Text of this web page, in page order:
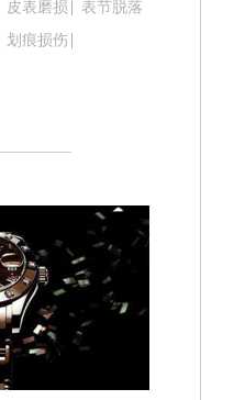
黑龙江省齐齐哈尔市龙沙区龙华路腕
黑龙江省双鸭山市尖山区新兴大街腕
吉林省白山市浑江区浑江大街腕表时
吉林省辽源市龙山区人民大街腕表时
吉林省梅河口市新华街道梅河大街腕
吉林省四平市铁东区紫气大路与南九
吉林省松原市宁江区五环大街腕表时
吉林省通化市东昌区环通乡江南大街
皮表磨损
表节脱落
划痕损伤